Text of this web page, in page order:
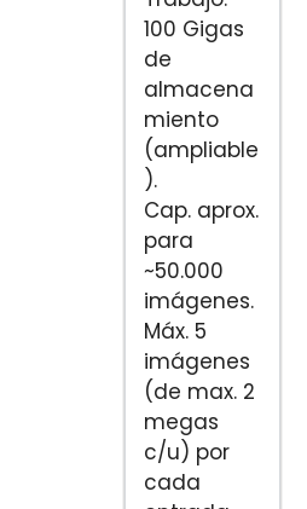
100 Gigas
de
almacena
miento
(ampliable
).
Cap. aprox.
para
~50.000
imágenes.
Máx. 5
imágenes
(de max. 2
megas
c/u) por
cada